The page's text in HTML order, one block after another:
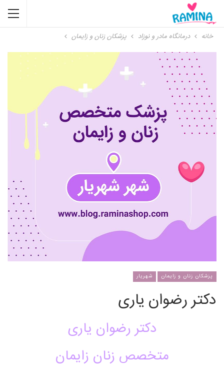
خانه درمانگاه مادر و نوزاد پزشکان زنان و زایمان
پزشکان زنان و زایمان شهریار
دکتر رضوان یاری
دکتر رضوان یاری
متخصص زنان زایمان